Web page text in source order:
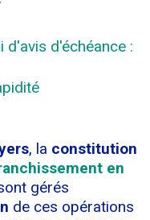
d'échéance :
, la constitution
en
gérés
de ces opérations